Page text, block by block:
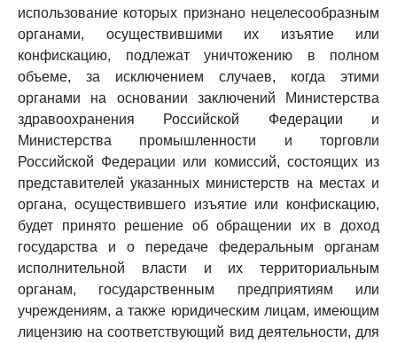
использование которых признано нецелесообразным
органами, осуществившими их изъятие или
конфискацию, подлежат уничтожению в полном
объеме, за исключением случаев, когда этими
органами на основании заключений Министерства
здравоохранения Российской Федерации и
Министерства промышленности и торговли
Российской Федерации или комиссий, состоящих из
представителей указанных министерств на местах и
органа, осуществившего изъятие или конфискацию,
будет принято решение об обращении их в доход
государства и о передаче федеральным органам
исполнительной власти и их территориальным
органам, государственным предприятиям или
учреждениям, а также юридическим лицам, имеющим
лицензию на соответствующий вид деятельности, для